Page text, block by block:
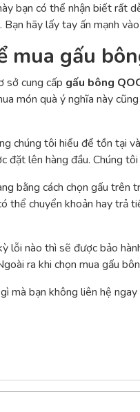
bạn có thể nhận biết rất
hãy lấy tay ấn mạnh
mua gấu
sở cung cấp gấu bông
món quà ý nghĩa này
chúng tôi hiểu để tồn tại
đặt lên hàng đầu. Chúng
bằng cách chọn gấu
thể chuyển khoản hay trả
lỗi nào thì sẽ được bảo
ra khi chọn mua gấu
mà bạn không liên hệ